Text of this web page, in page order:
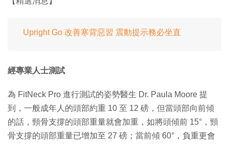
Upright Go 改善寒背惡習 震動提示務必坐直
經專業人士測試
為 FitNeck Pro 進行測試的姿勢醫生 Dr. Paula Moore 提
到，一般成年人的頭部約重 10 至 12 磅，但當頭部向前傾
的話，頸骨支撐的頭部重量就會加重，如將頭傾前 15°，頸
骨支撐的頭部重量已增加至 27 磅；當前傾 60°，負重更會